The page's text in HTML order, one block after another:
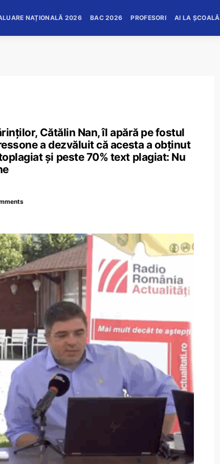
NAȚIONALĂ 2026 BAC 2026 PROFESORI AI LA ȘCOALĂ
Cătălin Nan, îl apără pe fostul
a dezvăluit că acesta a obținut
și peste 70% text plagiat: Nu